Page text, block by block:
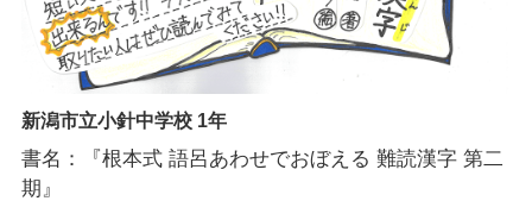
新潟市立小針中学校 1年
書名：『根本式 語呂あわせでおぼえる 難読漢字 第二
期』